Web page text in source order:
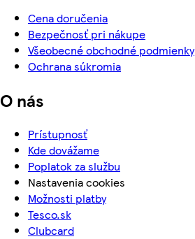
Cena doručenia
Bezpečnosť pri nákupe
Všeobecné obchodné podmienky
Ochrana súkromia
O nás
Prístupnosť
Kde dovážame
Poplatok za službu
Nastavenia cookies
Možnosti platby
Tesco.sk
Clubcard